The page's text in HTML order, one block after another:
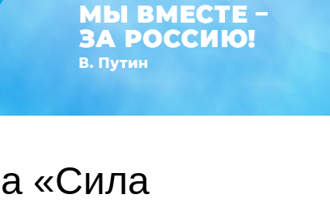
«Сила